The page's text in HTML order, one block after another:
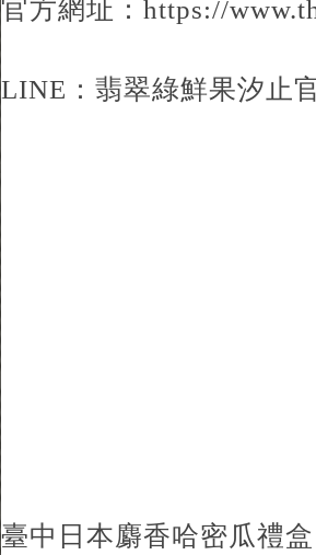
官方網址： https://
LINE： 翡翠綠鮮果汐止
臺中日本麝香哈密瓜禮盒